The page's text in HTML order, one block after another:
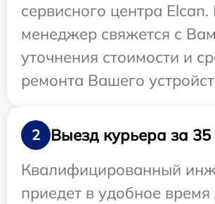
сервисного центра
менеджер свяжется с
уточнения стоимости и
ремонта Вашего
2
Выезд курьера за 35
Квалифицированный
приедет в удобное время